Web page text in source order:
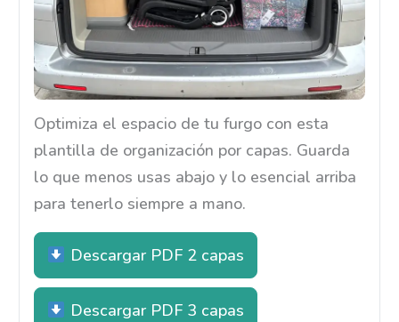
Optimiza el espacio de tu furgo con esta
plantilla de organización por capas. Guarda
lo que menos usas abajo y lo esencial arriba
para tenerlo siempre a mano.
Descargar PDF 2 capas
Descargar PDF 3 capas